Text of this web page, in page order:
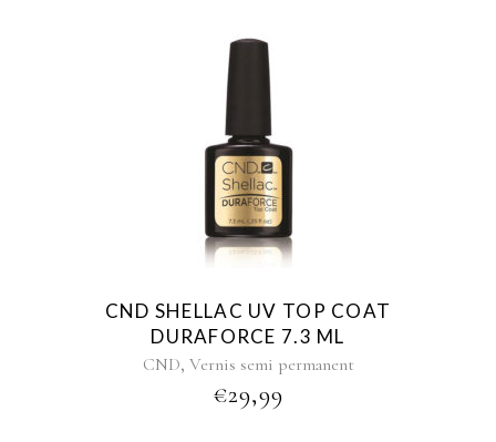
CND SHELLAC UV TOP COAT
DURAFORCE 7.3 ML
CND, Vernis semi permanent
€29,99